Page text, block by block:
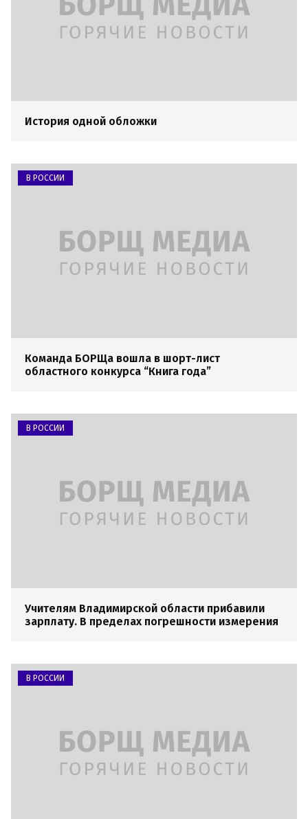
История одной обложки
В РОССИИ
Команда БОРЩа вошла в шорт-лист
областного конкурса “Книга года”
В РОССИИ
Учителям Владимирской области прибавили
зарплату. В пределах погрешности измерения
В РОССИИ